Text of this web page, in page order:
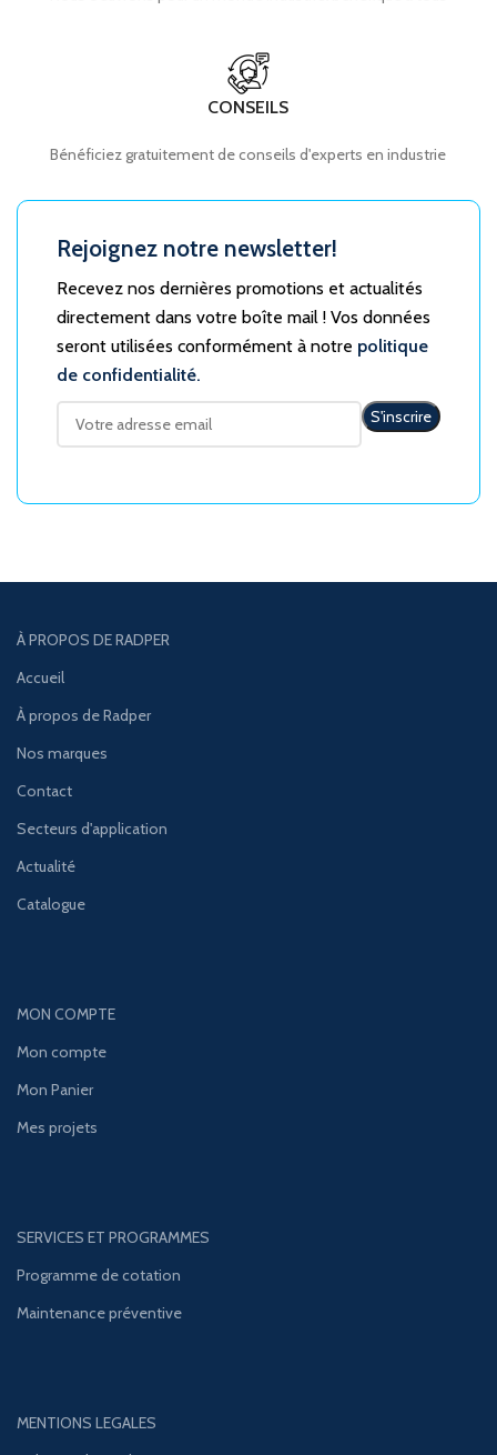
CONSEILS
Bénéficiez gratuitement de conseils d'experts en industrie
Rejoignez notre newsletter!
Recevez nos dernières promotions et actualités
directement dans votre boîte mail ! Vos données
seront utilisées conformément à notre politique
de confidentialité.
À PROPOS DE RADPER
Accueil
À propos de Radper
Nos marques
Contact
Secteurs d'application
Actualité
Catalogue
MON COMPTE
Mon compte
Mon Panier
Mes projets
SERVICES ET PROGRAMMES
Programme de cotation
Maintenance préventive
MENTIONS LEGALES